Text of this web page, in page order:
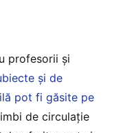
profesorii şi
şi de
pot fi găsite pe
de circulaţie